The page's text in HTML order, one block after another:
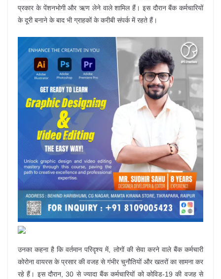
प्रकार के पेंशनभोगी और ऋण लेने वाले शामिल हैं। इस दौरान बैंक कर्मचारियों
के दूरी बनाने के बाद भी ग्राहकों के करीबी संपर्क में रहते हैं।
उनका कहना है कि वर्तमान परिदृश्य में, लोगों की सेवा करने वाले बैंक कर्मचारी
कोरोना वायरस के प्रसार की वजह से गंभीर चुनौतियों और खतरों का सामना कर
रहे हैं। इस दौरान, 30 से ज्यादा बैंक कर्मचारियों को कोविड-19 की वजह से